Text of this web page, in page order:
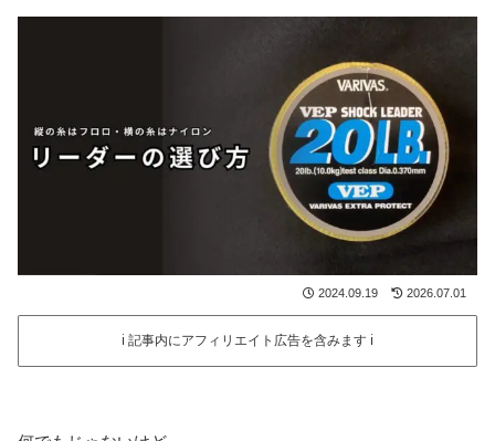
2024.09.19 2026.07.01
ℹ️ 記事内にアフィリエイト広告を含みます ℹ️